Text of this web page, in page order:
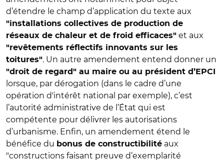
d’étendre le champ d’application du texte aux
"installations collectives de production de
réseaux de chaleur et de froid efficaces" et aux
"revêtements réflectifs innovants sur les
toitures". Un autre amendement entend donner un
"droit de regard" au maire ou au président d’EPCI
lorsque, par dérogation (dans le cadre d’une
opération d'intérêt national par exemple), c’est
l’autorité administrative de l’État qui est
compétente pour délivrer les autorisations
d’urbanisme. Enfin, un amendement étend le
bénéfice du bonus de constructibilité aux
"constructions faisant preuve d’exemplarité